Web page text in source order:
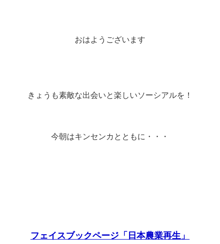
おはようございます
きょうも素敵な出会いと楽しいソーシアルを！
今朝はキンセンカとともに・・・
フェイスブックページ「日本農業再生」